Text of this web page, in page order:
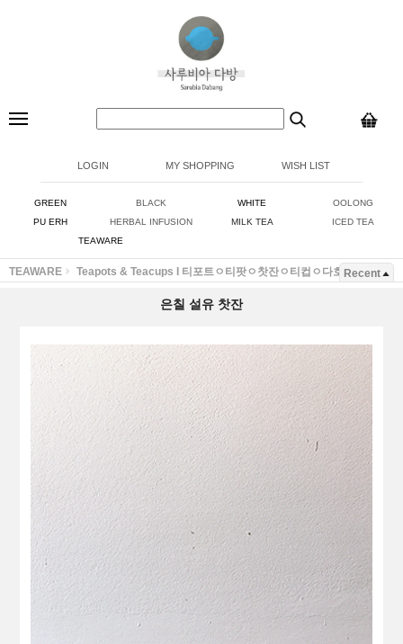
LOGIN MY SHOPPING WISH LIST
GREEN BLACK WHITE
OOLONG
PU ERH
HERBAL INFUSION MILK TEA
ICED TEA
TEAWARE
TEAWARE Teapots & Teacups I 티포트ㅇ티팟ㅇ찻잔ㅇ티컵ㅇ다호ㅇ잔
Recent
은칠 설유 찻잔